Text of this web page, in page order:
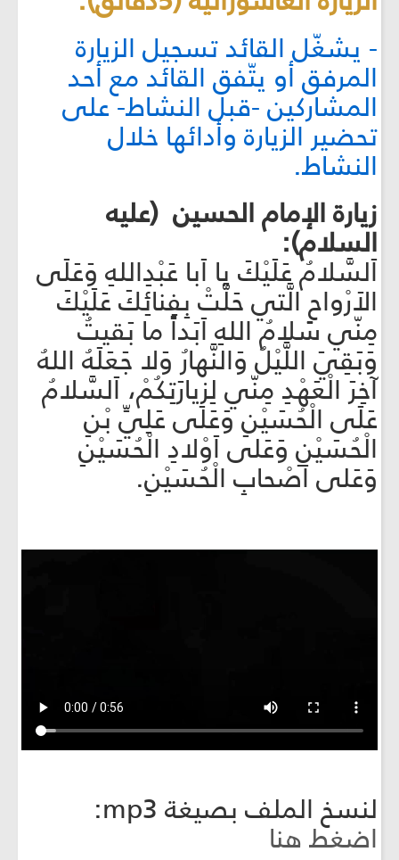
- يشغّل القائد تسجيل الزيارة
المرفق أو يتّفق القائد مع أحد
المشاركين -قبل النشاط- على
تحضير الزيارة وأدائها خلال
النشاط.
زيارة الإمام الحسين (عليه
السلام):
اَلسَّلامُ عَلَيْكَ يا اَبا عَبْدِاللهِ وَعَلَى
الاَرْواحِ الَّتي حَلَّتْ بِفِنائِكَ عَلَيْكَ
مِنّي سَلامُ اللهِ اَبَداً ما بَقيتُ
وَبَقِيَ اللَّيْلُ وَالنَّهارُ وَلا جَعَلَهُ اللهُ
آخِرَ الْعَهْدِ مِنّي لِزِيارَتِكُمْ، اَلسَّلامُ
عَلَى الْحُسَيْنِ وَعَلى عَلِيِّ بْنِ
الْحُسَيْنِ وَعَلى اَوْلادِ الْحُسَيْنِ
وَعَلى اَصْحابِ الْحُسَيْنِ.
لنسخ الملف بصيغة mp3:
اضغط هنا